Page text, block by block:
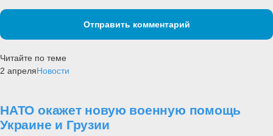
Отправить комментарий
Читайте по теме
2 апреляНовости
НАТО окажет новую военную помощь
Украине и Грузии